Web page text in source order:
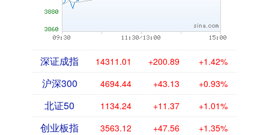
深证成指 14311.01 +200.89 +1.42%
沪深300 4694.44 +43.13 +0.93%
北证50 1134.24 +11.37 +1.01%
创业板指 3563.12 +47.56 +1.35%